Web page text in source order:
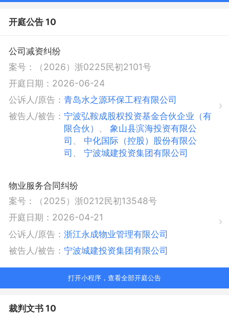
开庭公告 10
公司减资纠纷
案号：
（2026）浙0225民初2101号
开庭日期： 2026-06-24
公诉人/原告： 青岛水之源环保工程有限公司
被告人/被告： 宁波弘鞍成股权投资基金合伙企业（有
限合伙）
、
象山县滨海投资有限公
司 、
中化国际（控股）股份有限公
司 、 宁波城建投资集团有限公司
物业服务合同纠纷
案号：
（2025）浙0212民初13548号
开庭日期： 2026-04-21
公诉人/原告： 浙江永成物业管理有限公司
被告人/被告： 宁波城建投资集团有限公司
打开小程序，查看全部开庭公告
裁判文书 10